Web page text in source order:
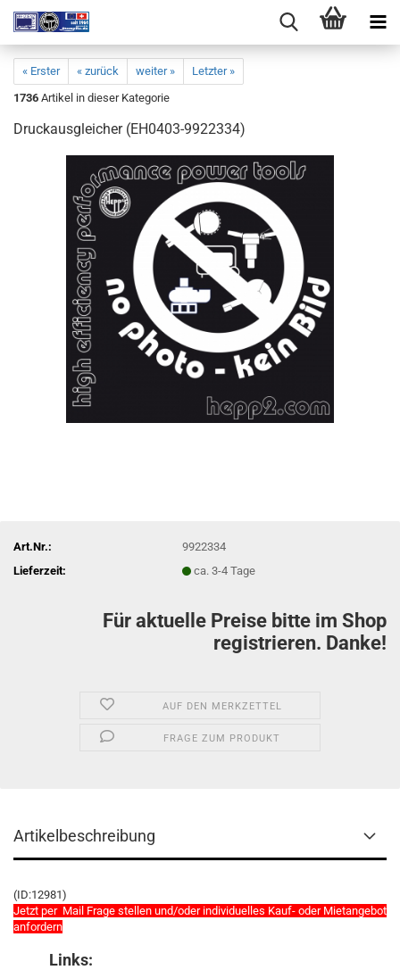
« Erster « zurück weiter »
Letzter »
1736 Artikel in dieser Kategorie
Druckausgleicher (EH0403-9922334)
Art.Nr.:
9922334
Lieferzeit:
ca. 3-4 Tage
Für aktuelle Preise bitte im Shop
registrieren. Danke!
AUF DEN MERKZETTEL
FRAGE ZUM PRODUKT
Artikelbeschreibung
(ID:12981)
Jetzt per Mail Frage stellen und/oder individuelles Kauf- oder Mietangebot
anfordern
Links: